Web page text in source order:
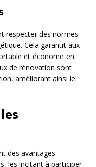
respecter des normes
Cela garantit aux
et économe en
de rénovation sont
améliorant ainsi le
des avantages
les incitant à participer